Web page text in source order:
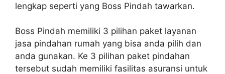
lengkap seperti yang Boss Pindah tawarkan.
Boss Pindah memiliki 3 pilihan paket layanan
jasa pindahan rumah yang bisa anda pilih dan
anda gunakan. Ke 3 pilihan paket pindahan
tersebut sudah memiliki fasilitas asuransi untuk